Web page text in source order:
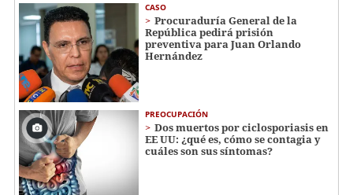
CASO
Procuraduría General de la
República pedirá prisión
preventiva para Juan Orlando
Hernández
PREOCUPACIÓN
Dos muertos por ciclosporiasis en
EE UU: ¿qué es, cómo se contagia y
cuáles son sus síntomas?